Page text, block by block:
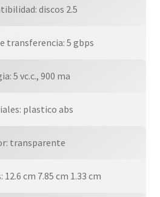
discos 2.5
transferencia: 5 gbps
5 vc.c., 900 ma
plastico abs
transparente
cm 7.85 cm 1.33 cm